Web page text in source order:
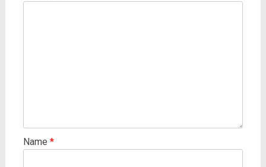
Name *